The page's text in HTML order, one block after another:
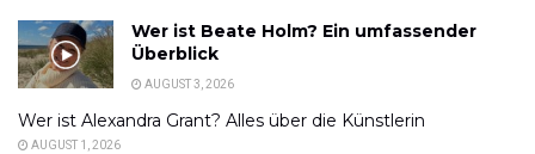
Wer ist Beate Holm? Ein umfassender
Überblick
AUGUST 3, 2026
Wer ist Alexandra Grant? Alles über die Künstlerin
AUGUST 1, 2026